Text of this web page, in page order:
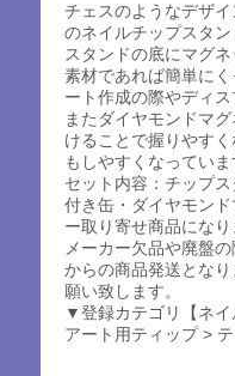
チェスのようなデザ
のネイルチップスタン
スタンドの底にマグ
素材であれば簡単に
ート作成の際やディス
またダイヤモンドマ
けることで握りやす
もしやすくなっていま
セット内容：チップ
付き缶・ダイヤモン
ー取り寄せ商品になり
メーカー欠品や廃盤
からの商品発送とな
願い致します。
▼登録カテゴリ【ネ
アート用ティップ > テ